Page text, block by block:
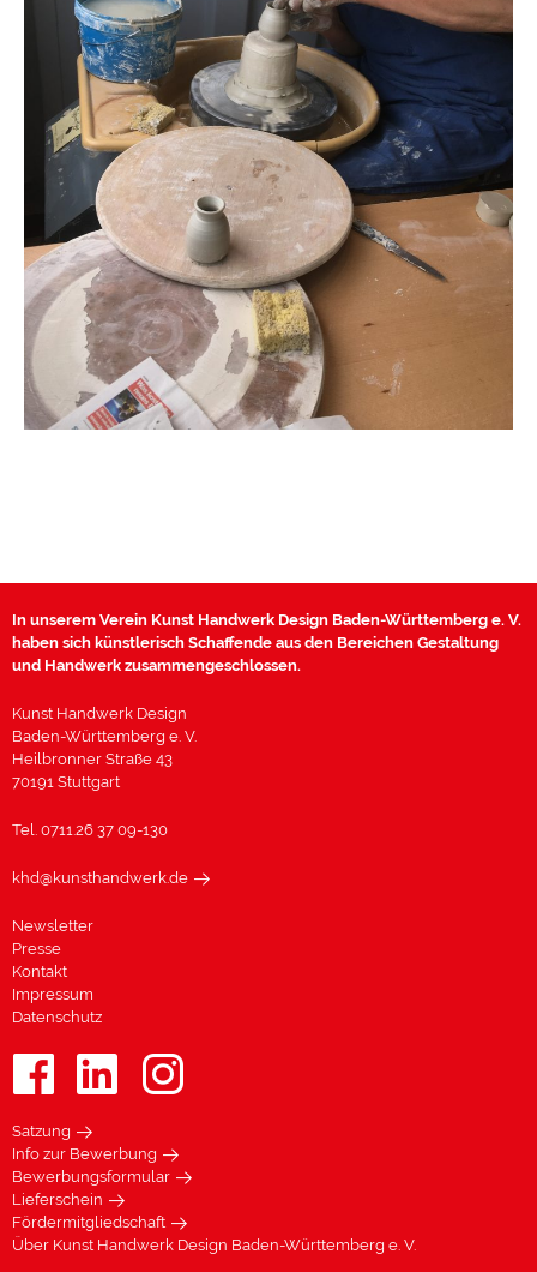
In unserem Verein Kunst Handwerk Design Baden-Württemberg e. V.
haben sich künstlerisch Schaffende aus den Bereichen Gestaltung
und Handwerk zusammengeschlossen.
Kunst Handwerk Design
Baden-Württemberg e. V.
Heilbronner Straße 43
70191 Stuttgart
Tel. 0711.26 37 09-130
khd@kunsthandwerk.de
Newsletter
Presse
Kontakt
Impressum
Datenschutz
Satzung
Info zur Bewerbung
Bewerbungsformular
Lieferschein
Fördermitgliedschaft
Über Kunst Handwerk Design Baden-Württemberg e. V.